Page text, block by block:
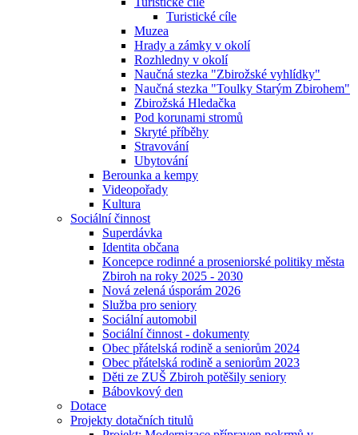
Turistické cíle
Muzea
Hrady a zámky v okolí
Rozhledny v okolí
Naučná stezka "Zbirožské vyhlídky"
Naučná stezka "Toulky Starým Zbirohem"
Zbirožská Hledačka
Pod korunami stromů
Skryté příběhy
Stravování
Ubytování
Berounka a kempy
Videopořady
Kultura
Sociální činnost
Superdávka
Identita občana
Koncepce rodinné a proseniorské politiky města
Zbiroh na roky 2025 - 2030
Nová zelená úsporám 2026
Služba pro seniory
Sociální automobil
Sociální činnost - dokumenty
Obec přátelská rodině a seniorům 2024
Obec přátelská rodině a seniorům 2023
Děti ze ZUŠ Zbiroh potěšily seniory
Bábovkový den
Dotace
Projekty dotačních titulů